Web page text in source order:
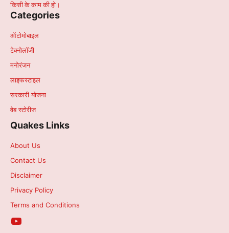
किसी के काम की हो।
Categories
ऑटोमोबाइल
टेक्नोलॉजी
मनोरंजन
लाइफस्टाइल
सरकारी योजना
वेब स्टोरीज
Quakes Links
About Us
Contact Us
Disclaimer
Privacy Policy
Terms and Conditions
YouTube